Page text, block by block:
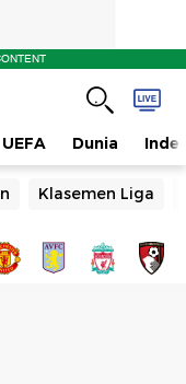
UEFA Dunia
Klasemen Liga